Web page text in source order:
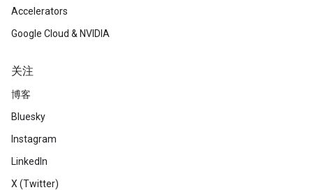
Accelerators
Google Cloud & NVIDIA
关注
博客
Bluesky
Instagram
LinkedIn
X (Twitter)